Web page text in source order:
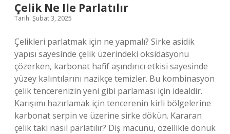
Çelik Ne Ile Parlatılır
Tarih: Şubat 3, 2025
Çelikleri parlatmak için ne yapmalı? Sirke asidik
yapısı sayesinde çelik üzerindeki oksidasyonu
çözerken, karbonat hafif aşındırıcı etkisi sayesinde
yüzey kalıntılarını nazikçe temizler. Bu kombinasyon
çelik tencerenizin yeni gibi parlaması için idealdir.
Karışımı hazırlamak için tencerenin kirli bölgelerine
karbonat serpin ve üzerine sirke dökün. Kararan
çelik taki nasıl parlatılır? Diş macunu, özellikle donuk